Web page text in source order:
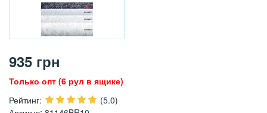
935 грн
Только опт (6 рул в ящике)
Рейтинг:
(5.0)